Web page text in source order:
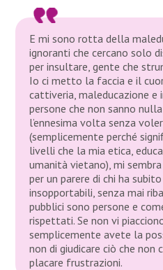
E mi sono rotta della
ignoranti che cercano solo
per insultare, gente che
Io ci metto la faccia e il
cattiveria, maleducazione e
persone che non sanno
l’ennesima volta senza
(semplicemente perché
livelli che la mia etica,
umanità vietano), mi
per un parere di chi ha
insopportabili, senza mai
pubblici sono persone e
rispettati. Se non vi
semplicemente avete la
non di giudicare ciò che
placare frustrazioni.